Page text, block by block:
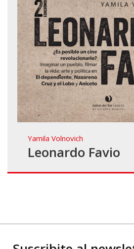
Yamila Volnovich
Leonardo Favio